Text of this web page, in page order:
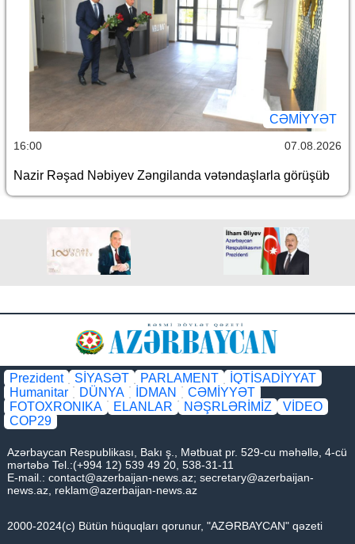
CƏMİYYƏT
16:00 07.08.2026
Nazir Rəşad Nəbiyev Zəngilanda vətəndaşlarla görüşüb
Prezident SİYASƏT PARLAMENT
İQTİSADİYYAT
Humanitar
DÜNYA İDMAN
CƏMİYYƏT
FOTOXRONIKA
ELANLAR NƏŞRLƏRİMİZ
VİDEO
COP29
Azərbaycan Respublikası, Bakı ş., Mətbuat pr. 529-cu məhəllə, 4-cü
mərtəbə Tel.:(+994 12) 539 49 20, 538-31-11
E-mail.: contact@azerbaijan-news.az; secretary@azerbaijan-
news.az, reklam@azerbaijan-news.az
2000-2024(c) Bütün hüquqları qorunur, "AZƏRBAYCAN" qəzeti